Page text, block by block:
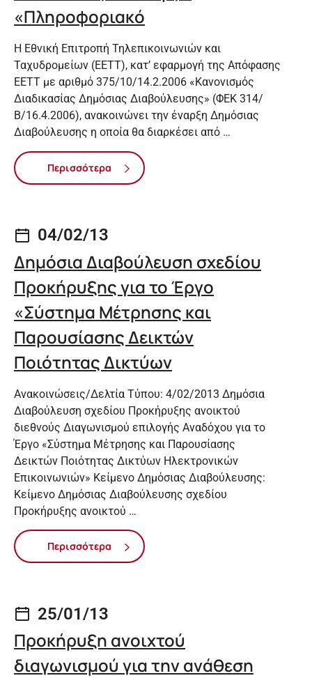
«Πληροφοριακό
Η Εθνική Επιτροπή Τηλεπικοινωνιών και
Ταχυδρομείων (ΕΕΤΤ), κατ’ εφαρμογή της Απόφασης
ΕΕΤΤ με αριθμό 375/10/14.2.2006 «Κανονισμός
Διαδικασίας Δημόσιας Διαβούλευσης» (ΦΕΚ 314/
Β/16.4.2006), ανακοινώνει την έναρξη Δημόσιας
Διαβούλευσης η οποία θα διαρκέσει από …
Περισσότερα
04/02/13
Δημόσια Διαβούλευση σχεδίου
Προκήρυξης για το Έργο
«Σύστημα Μέτρησης και
Παρουσίασης Δεικτών
Ποιότητας Δικτύων
Ανακοινώσεις/Δελτία Τύπου: 4/02/2013 Δημόσια
Διαβούλευση σχεδίου Προκήρυξης ανοικτού
διεθνούς Διαγωνισμού επιλογής Αναδόχου για το
Έργο «Σύστημα Μέτρησης και Παρουσίασης
Δεικτών Ποιότητας Δικτύων Ηλεκτρονικών
Επικοινωνιών» Κείμενο Δημόσιας Διαβούλευσης:
Κείμενο Δημόσιας Διαβούλευσης σχεδίου
Προκήρυξης ανοικτού …
Περισσότερα
25/01/13
Προκήρυξη ανοιχτού
διαγωνισμού για την ανάθεση